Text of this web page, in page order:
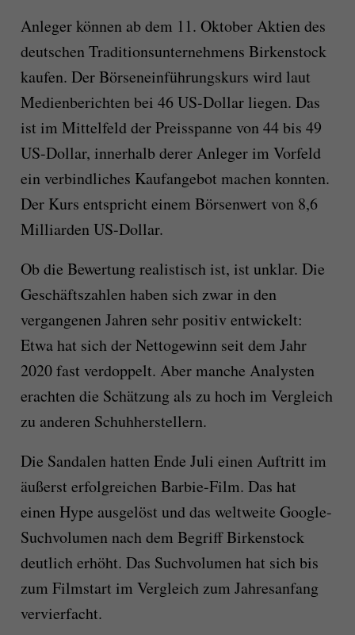
Anleger können ab dem 11. Oktober Aktien des
deutschen Traditionsunternehmens Birkenstock
kaufen. Der Börseneinführungskurs wird laut
Medienberichten bei 46 US-Dollar liegen. Das
ist im Mittelfeld der Preisspanne von 44 bis 49
US-Dollar, innerhalb derer Anleger im Vorfeld
ein verbindliches Kaufangebot machen konnten.
Der Kurs entspricht einem Börsenwert von 8,6
Milliarden US-Dollar.
Ob die Bewertung realistisch ist, ist unklar. Die
Geschäftszahlen haben sich zwar in den
vergangenen Jahren sehr positiv entwickelt:
Etwa hat sich der Nettogewinn seit dem Jahr
2020 fast verdoppelt. Aber manche Analysten
erachten die Schätzung als zu hoch im Vergleich
zu anderen Schuhherstellern.
Die Sandalen hatten Ende Juli einen Auftritt im
äußerst erfolgreichen Barbie-Film. Das hat
einen Hype ausgelöst und das weltweite Google-
Suchvolumen nach dem Begriff Birkenstock
deutlich erhöht. Das Suchvolumen hat sich bis
zum Filmstart im Vergleich zum Jahresanfang
vervierfacht.